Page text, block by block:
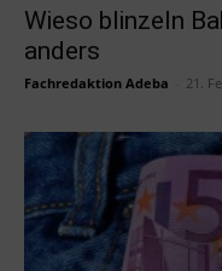
Wieso blinzeln
anders
Fachredaktion Adeba 21.